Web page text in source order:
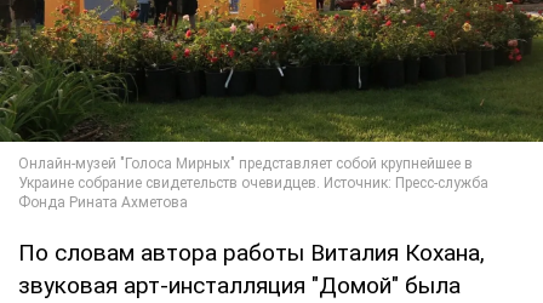
По словам автора работы Виталия Кохана,
звуковая арт-инсталляция "Домой" была